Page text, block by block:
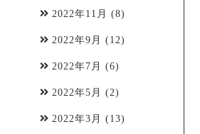
2022年11月 (8)
2022年9月 (12)
2022年7月 (6)
2022年5月 (2)
2022年3月 (13)